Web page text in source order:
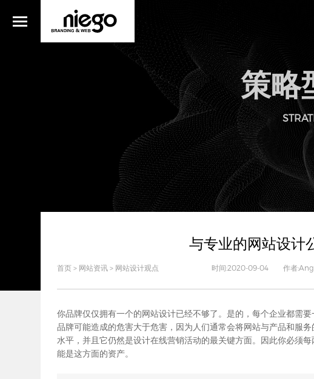
策略
与专业的网站设计
时间:2020-09-04 作者
首页 > 网站资讯 > 网站设计观点
你品牌仅仅拥有一个的网站设计已经不够了。是的，每个企业都需
品牌可能造成的危害大于危害，因为人们通常会将网站与产品和服
水平，并且它仍然是设计在线营销活动的最关键方面。因此你必须
能是这方面的资产。